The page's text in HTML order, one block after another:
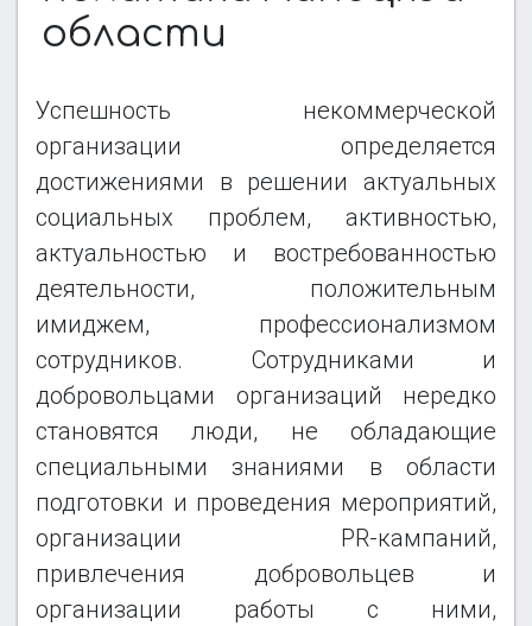
области
Успешность некоммерческой
организации определяется
достижениями в решении актуальных
социальных проблем, активностью,
актуальностью и востребованностью
деятельности, положительным
имиджем, профессионализмом
сотрудников. Сотрудниками и
добровольцами организаций нередко
становятся люди, не обладающие
специальными знаниями в области
подготовки и проведения мероприятий,
организации PR-кампаний,
привлечения добровольцев и
организации работы с ними,